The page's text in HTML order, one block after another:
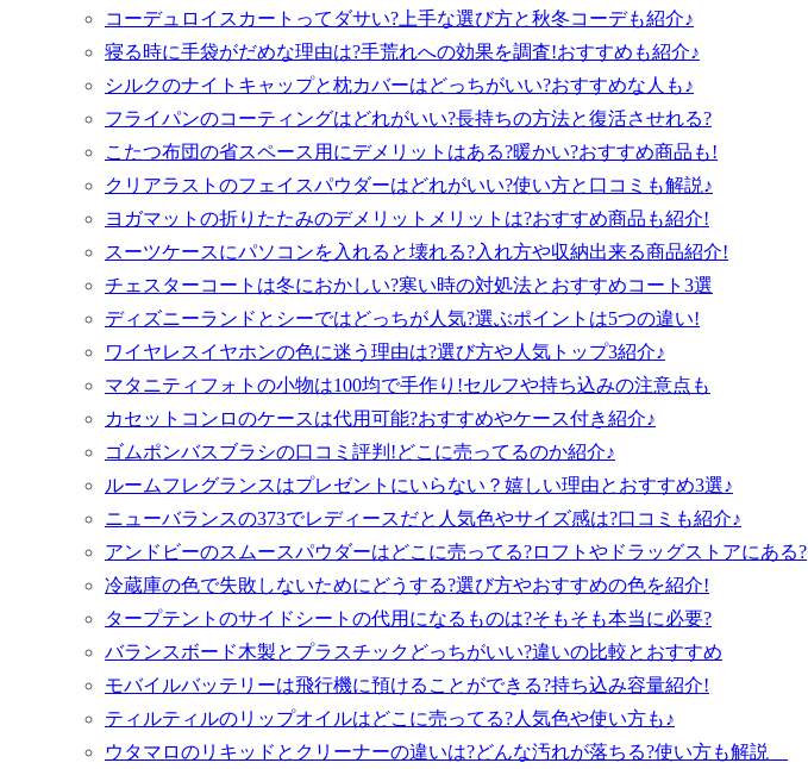
コーデュロイスカートってダサい?上手な選び方と秋冬コーデも紹介♪
寝る時に手袋がだめな理由は?手荒れへの効果を調査!おすすめも紹介♪
シルクのナイトキャップと枕カバーはどっちがいい?おすすめな人も♪
フライパンのコーティングはどれがいい?長持ちの方法と復活させれる?
こたつ布団の省スペース用にデメリットはある?暖かい?おすすめ商品も!
クリアラストのフェイスパウダーはどれがいい?使い方と口コミも解説♪
ヨガマットの折りたたみのデメリットメリットは?おすすめ商品も紹介!
スーツケースにパソコンを入れると壊れる?入れ方や収納出来る商品紹介!
チェスターコートは冬におかしい?寒い時の対処法とおすすめコート3選
ディズニーランドとシーではどっちが人気?選ぶポイントは5つの違い!
ワイヤレスイヤホンの色に迷う理由は?選び方や人気トップ3紹介♪
マタニティフォトの小物は100均で手作り!セルフや持ち込みの注意点も
カセットコンロのケースは代用可能?おすすめやケース付き紹介♪
ゴムポンバスブラシの口コミ評判!どこに売ってるのか紹介♪
ルームフレグランスはプレゼントにいらない？嬉しい理由とおすすめ3選♪
ニューバランスの373でレディースだと人気色やサイズ感は?口コミも紹介♪
アンドビーのスムースパウダーはどこに売ってる?ロフトやドラッグストアにある?
冷蔵庫の色で失敗しないためにどうする?選び方やおすすめの色を紹介!
タープテントのサイドシートの代用になるものは?そもそも本当に必要?
バランスボード木製とプラスチックどっちがいい?違いの比較とおすすめ
モバイルバッテリーは飛行機に預けることができる?持ち込み容量紹介!
ティルティルのリップオイルはどこに売ってる?人気色や使い方も♪
ウタマロのリキッドとクリーナーの違いは?どんな汚れが落ちる?使い方も解説